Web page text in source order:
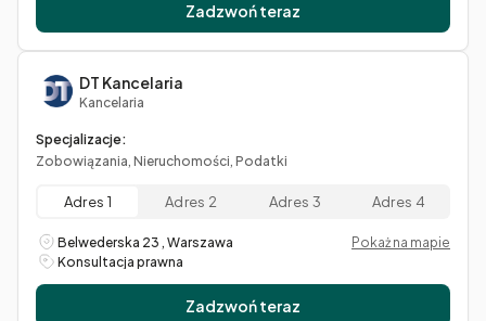
Zadzwoń teraz
DT Kancelaria
Kancelaria
Specjalizacje:
Zobowiązania, Nieruchomości, Podatki
Adres 1 Adres 2 Adres 3 Adres 4
Belwederska 23 , Warszawa
Pokaż na mapie
Konsultacja prawna
Zadzwoń teraz